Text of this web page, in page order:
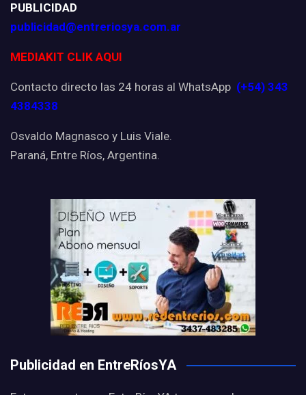
PUBLICIDAD
publicidad@entreriosya.com.ar
MEDIAKIT CLIK AQUI
Contacto directo las 24 horas al WhatsApp (+54) 343
4384338
Osvaldo Magnasco y Luis Viale.
Paraná, Entre Ríos, Argentina.
Publicidad en EntreRíosYA